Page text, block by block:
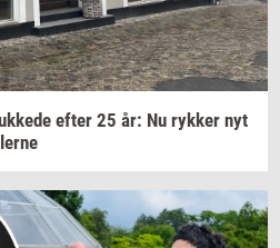
efter 25 år: Nu ryk­ker nyt